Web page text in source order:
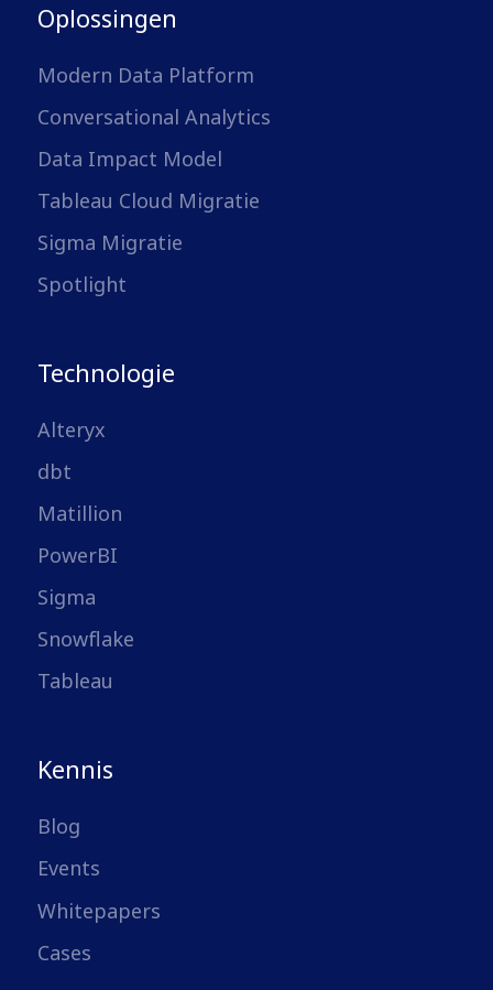
Oplossingen
Modern Data Platform
Conversational Analytics
Data Impact Model
Tableau Cloud Migratie
Sigma Migratie
Spotlight
Technologie
Alteryx
dbt
Matillion
PowerBI
Sigma
Snowflake
Tableau
Kennis
Blog
Events
Whitepapers
Cases